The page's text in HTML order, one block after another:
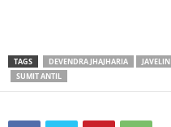
TAGS DEVENDRA JHAJHARIA JAVELIN
SUMIT ANTIL